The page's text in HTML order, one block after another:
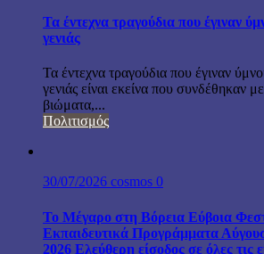
Τα έντεχνα τραγούδια που έγιναν
γενιάς
Τα έντεχνα τραγούδια που έγιναν
γενιάς είναι εκείνα που συνδέθηκαν
βιώματα,...
Πολιτισμός
30/07/2026 cosmos 0
Το Μέγαρο στη Βόρεια Εύβοια
Εκπαιδευτικά Προγράμματα
2026 Ελεύθερη είσοδος σε όλες τις